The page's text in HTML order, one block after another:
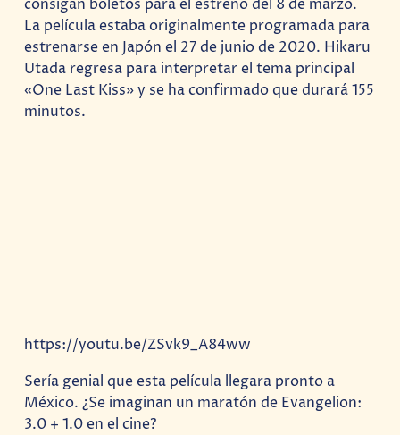
consigan boletos para el estreno del 8 de marzo.
La película estaba originalmente programada para
estrenarse en Japón el 27 de junio de 2020. Hikaru
Utada regresa para interpretar el tema principal
«One Last Kiss» y se ha confirmado que durará 155
minutos.
https://youtu.be/ZSvk9_A84ww
Sería genial que esta película llegara pronto a
México. ¿Se imaginan un maratón de Evangelion:
3.0 + 1.0 en el cine?